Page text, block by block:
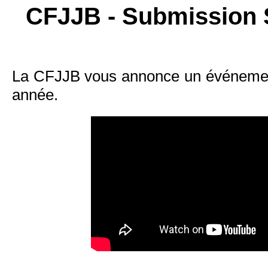
CFJJB - Submission
La CFJJB vous annonce un
année.